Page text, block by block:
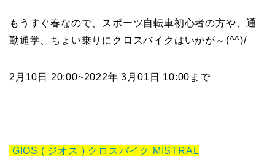
もうすぐ春なので、スポーツ自転車初心者の方や、通
勤通学、ちょい乗りにクロスバイクはいかが～(^^)/
2月10日 20:00~2022年3月01日 10:00まで
GIOS ( ジオス ) クロスバイク MISTRAL